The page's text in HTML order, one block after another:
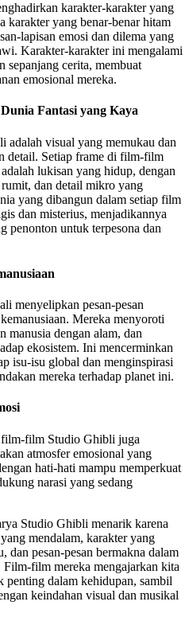
karakter-karakter yang
karakter yang benar-benar hitam
lapisan emosi dan dilema yang
Karakter-karakter ini mengalami
sepanjang cerita, membuat
emosional mereka.
Fantasi yang Kaya
adalah visual yang memukau dan
detail. Setiap frame di film-film
lukisan yang hidup, dengan
dan detail mikro yang
yang dibangun dalam setiap film
dan misterius, menjadikannya
penonton untuk terpesona dan
menyelipkan pesan-pesan
Mereka menyoroti
manusia dengan alam, dan
ekosistem. Ini mencerminkan
isu-isu global dan menginspirasi
mereka terhadap planet ini.
film Studio Ghibli juga
atmosfer emosional yang
hati-hati mampu memperkuat
narasi yang sedang
Studio Ghibli menarik karena
mendalam, karakter yang
dan pesan-pesan bermakna dalam
film mereka mengajarkan kita
penting dalam kehidupan, sambil
keindahan visual dan musikal